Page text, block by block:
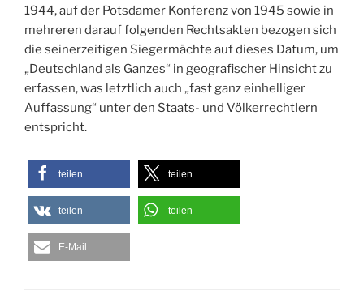
1944, auf der Potsdamer Konferenz von 1945 sowie in
mehreren darauf folgenden Rechtsakten bezogen sich
die seinerzeitigen Siegermächte auf dieses Datum, um
„Deutschland als Ganzes“ in geografischer Hinsicht zu
erfassen, was letztlich auch „fast ganz einhelliger
Auffassung“ unter den Staats- und Völkerrechtlern
entspricht.
teilen teilen
teilen teilen
E-Mail